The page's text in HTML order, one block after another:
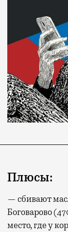
Плюсы:
— сбивают
Боговарово
место, где у